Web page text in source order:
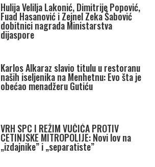
Hulija Velilja Lakonić, Dimitrije Popović,
Fuad Hasanović i Zejnel Zeka Šabović
dobitnici nagrada Ministarstva
dijaspore
Karlos Alkaraz slavio titulu u restoranu
naših iseljenika na Menhetnu: Evo šta je
obećao menadžeru Gutiću
VRH SPC I REŽIM VUČIĆA PROTIV
CETINJSKE MITROPOLIJE: Novi lov na
„izdajnike” i „separatiste”